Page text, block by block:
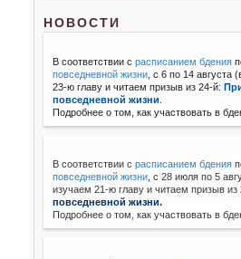
НОВОСТИ
В соответствии срасписанием бдения
повседневной жизни , с 6 по 14 августа
23-ю главу и читаем призыв из 24-й:
повседневной жизни
Подробнее о том, как участвовать в
В соответствии с расписанием бдения
повседневной жизни с 28 июля по 5
изучаем 21-ю главу и читаем призыв
повседневной жизни.
Подробнее о том, как участвовать в